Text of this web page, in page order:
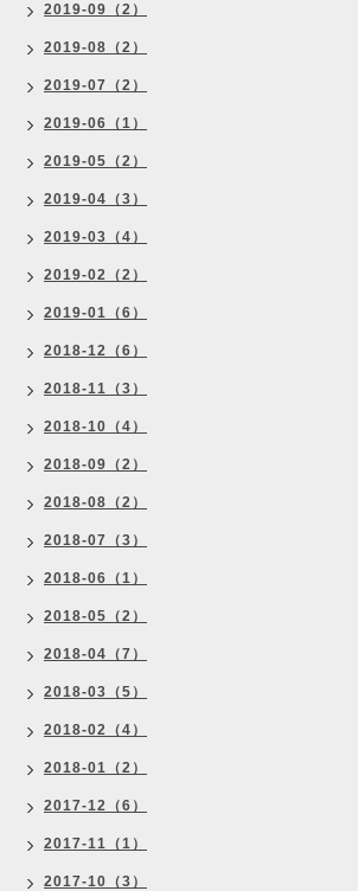
2019-09（2）
2019-08（2）
2019-07（2）
2019-06（1）
2019-05（2）
2019-04（3）
2019-03（4）
2019-02（2）
2019-01（6）
2018-12（6）
2018-11（3）
2018-10（4）
2018-09（2）
2018-08（2）
2018-07（3）
2018-06（1）
2018-05（2）
2018-04（7）
2018-03（5）
2018-02（4）
2018-01（2）
2017-12（6）
2017-11（1）
2017-10（3）